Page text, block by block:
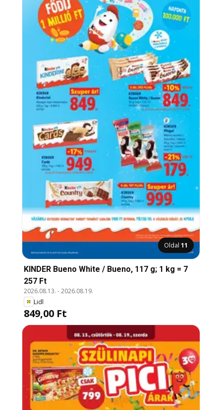
Oldal 11
KINDER Bueno White / Bueno, 117 g; 1 kg = 7
257 Ft
2026.08.13. -2026.08.19.
Lidl
849,00 Ft